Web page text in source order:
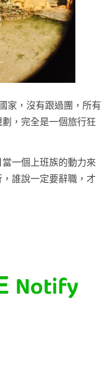
家，沒有跟過團，所有
，完全是一個旅行狂
一個上班族的動力來
誰說一定要辭職，才